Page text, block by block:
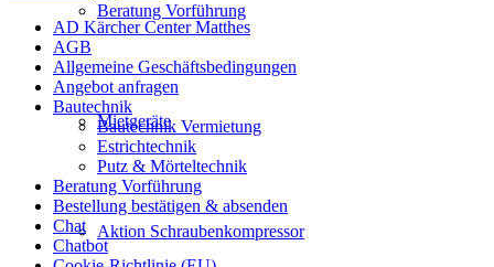
Beratung Vorführung
Mietgeräte
Aktion Schraubenkompressor
AD Kärcher Center Matthes
AGB
Allgemeine Geschäftsbedingungen
Angebot anfragen
Bautechnik
Bautechnik Vermietung
Estrichtechnik
Putz & Mörteltechnik
Beratung Vorführung
Bestellung bestätigen & absenden
Chat
Chatbot